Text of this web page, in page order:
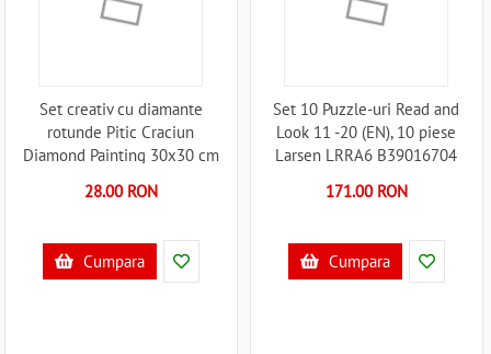
Set creativ cu diamante
rotunde Pitic Craciun
Diamond Painting 30x30 cm
B39018141
28.00 RON
Cumpara
Set 10 Puzzle-uri Read and
Look 11 -20 (EN), 10 piese
Larsen LRRA6 B39016704
171.00 RON
Cumpara